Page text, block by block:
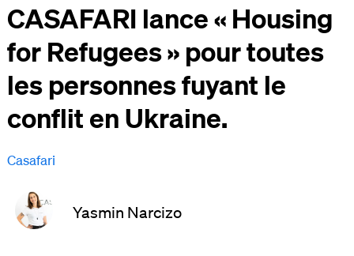
CASAFARI lance « Housing
for Refugees » pour toutes
les personnes fuyant le
conflit en Ukraine.
Casafari
Yasmin Narcizo